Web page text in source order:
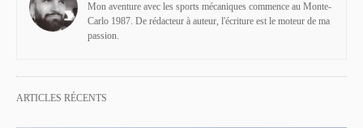
Mon aventure avec les sports mécaniques commence au Monte-
Carlo 1987. De rédacteur à auteur, l'écriture est le moteur de ma
passion.
ARTICLES RÉCENTS